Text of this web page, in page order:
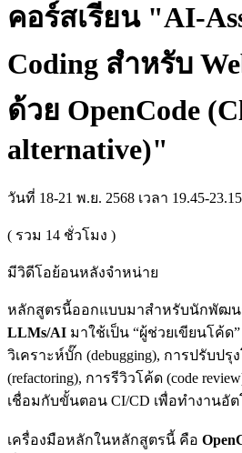
คอร์สเรียน "AI-
Coding สำหรับ
ด้วย OpenCode
alternative)"
วันที่ 18-21 พ.ย. 2568 เวลา 19.45-
( รวม 14 ชั่วโมง )
มีวิดีโอย้อนหลังจำหน่าย
หลักสูตรนี้ออกแบบมาสำหรับนักพัฒน
LLMs/AI มาใช้เป็น “ผู้ช่วยเขียนโค้ด
วิเคราะห์บั๊ก (debugging), การปรับปรุ
(refactoring), การรีวิวโค้ด (code
เชื่อมกับขั้นตอน CI/CD เพื่อทำงานอัต
เครื่องมือหลักในหลักสูตรนี้ คือ